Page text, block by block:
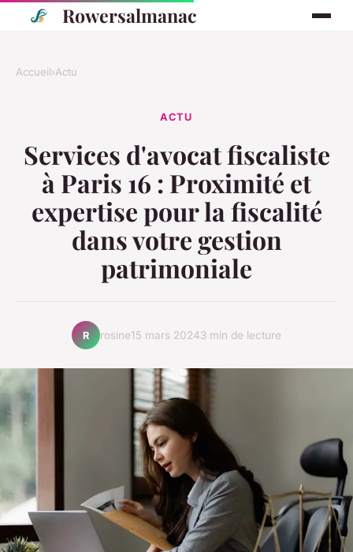
Rowersalmanac
Accueil›Actu
ACTU
Services d'avocat fiscaliste
à Paris 16 : Proximité et
expertise pour la fiscalité
dans votre gestion
patrimoniale
R rosine15 mars 20243 min de lecture